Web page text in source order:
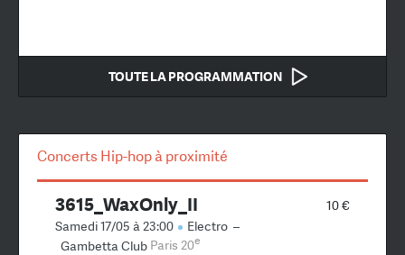
TOUTE LA PROGRAMMATION
Concerts Hip-hop à proximité
10 €
3615_WaxOnly_II
Samedi 17/05 à 23:00 Electro –
Gambetta Club Paris 20e